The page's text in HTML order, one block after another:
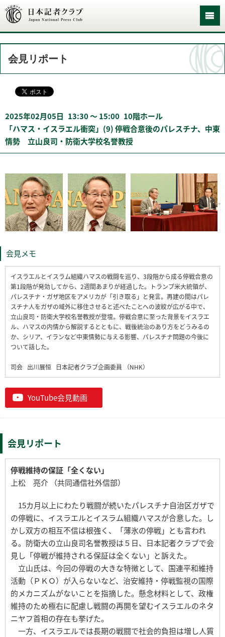
会見リポート
2025年02月05日 13:30 〜 15:00 10階ホール
「ハマス・イスラエル衝突」(9) 停戦合意後のパレスチナ、中東
情勢 立山良司・防衛大学校名誉教授
会見メモ
イスラエルとイスラム組織ハマスの戦闘を巡り、3段階から成る停戦合意の
第1段階が発効してから、2週間あまりが経過した。トランプ米大統領が、
パレスチナ・ガザ地区をアメリカが「引き取る」と発言。再建の間はパレ
スチナ人をガザの域外に移住させると述べたことへの波紋が広がる中で、
立山良司・防衛大学校名誉教授が登壇。停戦合意に至った背景をイスラエ
ル、ハマスの内情から解説するとともに、戦後統治のあり方をどうみるの
か、シリア、イランなど中東情勢に与える影響、パレスチナ問題の今後に
ついて話した。
司会 出川展恒 日本記者クラブ企画委員 （NHK）
YouTube会見動画
会見リポート
停戦維持の保証「全くない」
上松 亮介 （共同通信社外信部）
15カ月以上にわたり戦闘が続いたパレスチナ自治区ガザで
の停戦に、イスラエルとイスラム組織ハマスが合意した。し
かし双方の相互不信は根強く、「薄氷の停戦」とも言われ
る。防衛大の立山良司名誉教授は５日、日本記者クラブで会
見し「停戦が維持される保証は全くない」と訴えた。
立山氏は、今回の停戦の大きな特徴として、国連平和維持
活動（ＰＫＯ）が入らないなど、治安維持・停戦監視の国際
的メカニズムがないことを指摘した。懸念材料として、政権
維持のため極右に配慮し戦闘の再開を望むイスラエルのネタ
ニヤフ首相の存在も挙げた。
一方、イスラエルでは長期の戦闘で社会的負担は増し人質